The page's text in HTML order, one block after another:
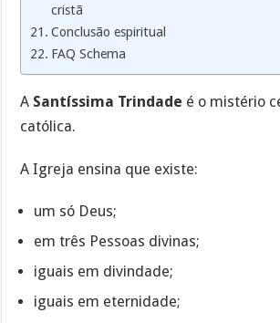
cristã
Conclusão espiritual
FAQ Schema
A Santíssima Trindade é o mistério
católica.
A Igreja ensina que existe:
um só Deus;
em três Pessoas divinas;
iguais em divindade;
iguais em eternidade;